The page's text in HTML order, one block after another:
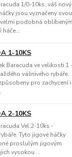
1/0-10ks, váš nový
jsou vyznačeny svou
podobná
háče...
1-10KS
Baracuda ve velikosti 1
vášnivého rybáře.
pro zachycení i
2-10KS
Vel.2-10ks -
Tyto jigové háčky
proslulým jigovým
vysokou ...